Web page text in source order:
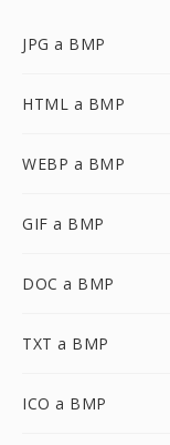
JPG a BMP
HTML a BMP
WEBP a BMP
GIF a BMP
DOC a BMP
TXT a BMP
ICO a BMP